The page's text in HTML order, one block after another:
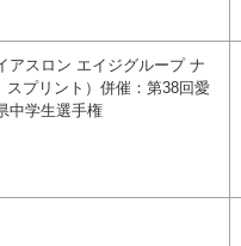
アスロン エイジグループ ナ
プリント）併催：第38回愛
中学生選手権